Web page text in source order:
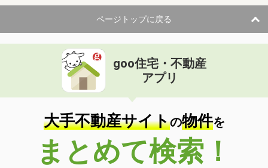
ページトップに戻る
goo住宅・不動産
アプリ
大手不動産サイトの物件を
まとめて検索！